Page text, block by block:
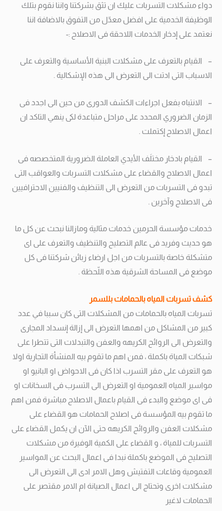
دواء مشكلات التسربات عليك ان تثق بشركتنا واننا نقوم بتلك
الوظيفة الخدمية على افضل معدّل من التفوق بالاضافة اننا
نعتمد على إدخار الخدمات اللاحقة فى الاصلاح :-
– القيام بالتعرف على مشكلات البنية الأساسية والتعرف على
الاسباب التى ادتت الى التعرض الى هذه الإشكالية .
– الانتباه بفعل اجراءات الكشف الدورى من حين الى اجدد فى
الزمان الضروري المحدد على مراحل متباعدة لكى ينهي التاكد ان
اعمال الاصلاح إكتملت .
– القيام بادخار مختلَف الأيدي العاملة الضرورية المتخصصه فى
اعمال الاصلاح والقضاء على مشكلات التسربات والعواقب التى
تبدو فى التسربات من التعرض الى التنظيف والفنيين الاحترافيين
فى الاصلاح وآخرين .
خدمات مؤسسة الحرمين خدمات مثالية ومازالنا نبحث عن كل ما
هو حديث وفريد فى عالم التصليح والتنظيف والتعرف على اى
متشكلة خاصة بالتسربات من اجل ارضاء زبائن شركتنا فى كل
موضع فى المساحة الشرقية هذه اللّحظة .
كشف تسربات المياه بالحمامات بللسمر
تسربات المياه بالحمامات من المشكلات التى كان سببا في عدد
كبير من المشاكل من اهمها التعرض الى إزالة إنسداد المجارى
والتعرض الى الروائح الكريهه والعفن والتبدلات التى تتطرا على
شبكات المياة باكملة ، فمن اهم ما تقوم بيه المنشأة التجارية اولا
هو التعرف على مقر التسرب اذا كان فى الاحواض او البانيو او
مواسير المياه العمومية او التعرض الى التسرب فى السخانات او
فى اى موضع والبدء فى القيام باعمال الاصلاح مباشرة فمن اهم
ما تقوم بيه المؤسسة فى اصلاح الحمامات هو القضاء على
مشكلات العفن والروائح الكريهه حتى الآن ان يكمل القضاء على
التسربات للمياة ، و القضاء على الكمية الوفيرة من مشكلات
التصليح فى الموضع باكملة نبدا فى اعمال البحث عن المواسير
العمومية وقاعات التفتيش وهل الامر ادى الى التعرض الى
مشكلات اخرى وتحتاج الى اعمال الصيانة ام الامر مقتصر على
الحمامات لاغير